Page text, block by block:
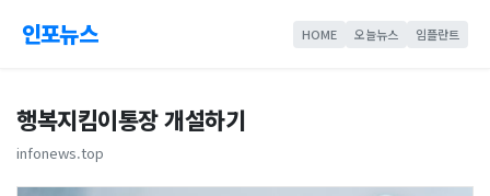
인포뉴스 HOME 오늘뉴스 임플란트
행복지킴이통장 개설하기
infonews.top